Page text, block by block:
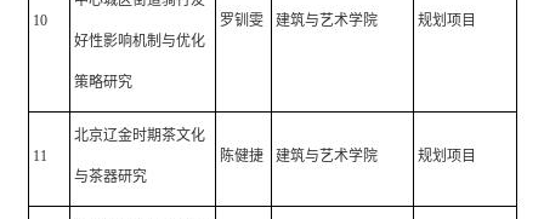
10
好性影响机制与优化
策略研究
罗钏雯 建筑与艺术学院 规划项目
11
北京辽金时期茶文化
与茶器研究
陈健捷 建筑与艺术学院 规划项目